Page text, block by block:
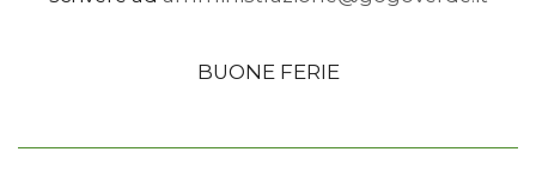
BUONE FERIE